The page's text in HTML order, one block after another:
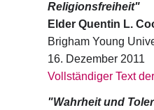
Religionsfreiheit"
Elder Quentin L.
Brigham Young
16. Dezember 2011
Vollständiger Text
"Wahrheit und